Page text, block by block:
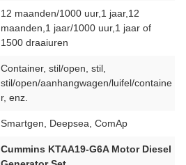
12 maanden/1000 uur,1 jaar,12
maanden,1 jaar/1000 uur,1 jaar of
1500 draaiuren
Container, stil/open, stil,
stil/open/aanhangwagen/luifel/containe
r, enz.
Smartgen, Deepsea, ComAp
Cummins KTAA19-G6A Motor Diesel